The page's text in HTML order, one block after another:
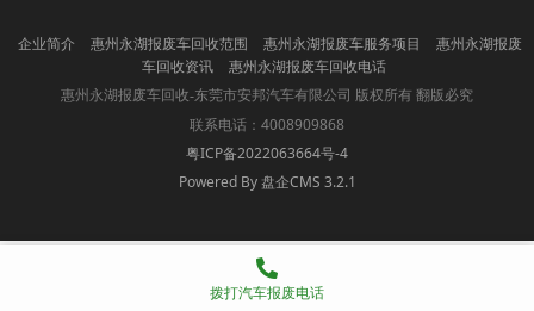
企业简介 惠州永湖报废车回收范围 惠州永湖报废车服务项目
惠州永湖报废
车回收资讯
惠州永湖报废车回收电话
惠州永湖报废车回收-东莞市安邦汽车有限公司 版权所有 翻版必究
联系电话：4008909868
粤ICP备2022063664号-4
Powered By 盘企CMS 3.2.1
盘企CMS
拨打汽车报废电话